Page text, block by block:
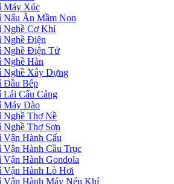
Máy Xúc
Nấu Ăn Mầm Non
Nghề Cơ Khí
Nghề Điện
Nghề Điện Tử
Nghề Hàn
Nghề Xây Dựng
Đầu Bếp
Lái Cẩu Cảng
Máy Đào
Nghề Thợ Nề
Nghề Thợ Sơn
Vận Hành Cẩu
Vận Hành Cầu Trục
Vận Hành Gondola
Vận Hành Lò Hơi
Vận Hành Máy Nén Khí